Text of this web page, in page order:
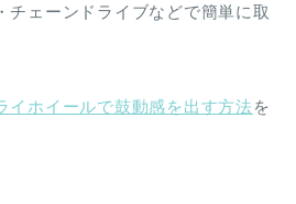
チェーンドライブなどで簡単に取
イホイールで鼓動感を出す方法を